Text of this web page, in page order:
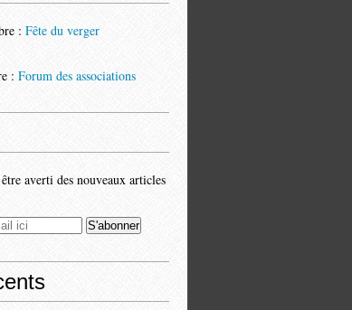
: Fête du verger
: Forum des associations
averti des nouveaux articles